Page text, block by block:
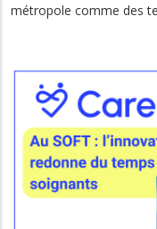
métropole comme des